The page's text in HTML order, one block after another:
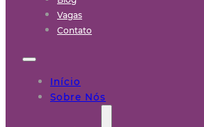
Vagas
Contato
Início
Sobre Nós